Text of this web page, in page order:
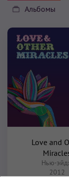
Альбомы
Love and
Нью-
2012